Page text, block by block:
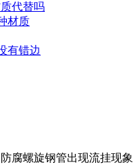
代替吗
材质
有错边
防腐螺旋钢管出现流挂现象